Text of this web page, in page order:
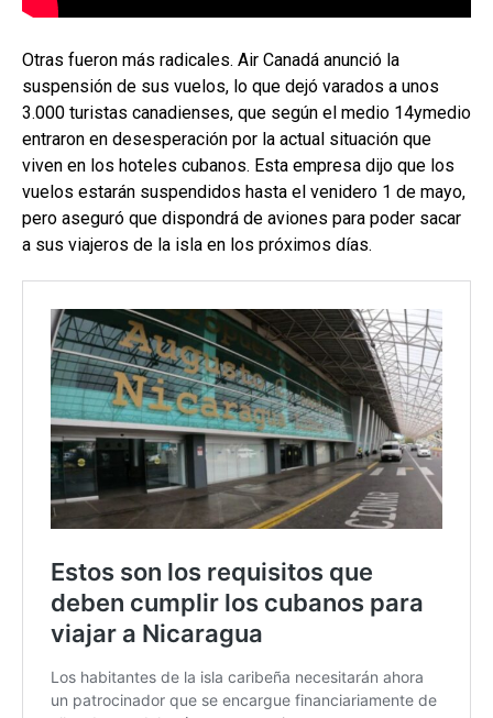
Otras fueron más radicales. Air Canadá anunció la
suspensión de sus vuelos, lo que dejó varados a unos
3.000 turistas canadienses, que según el medio 14ymedio
entraron en desesperación por la actual situación que
viven en los hoteles cubanos. Esta empresa dijo que los
vuelos estarán suspendidos hasta el venidero 1 de mayo,
pero aseguró que dispondrá de aviones para poder sacar
a sus viajeros de la isla en los próximos días.